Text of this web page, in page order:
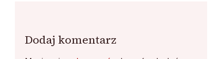
Dodaj komentarz